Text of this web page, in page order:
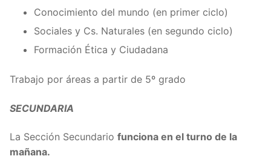
Conocimiento del mundo (en primer ciclo)
Sociales y Cs. Naturales (en segundo ciclo)
Formación Ética y Ciudadana
Trabajo por áreas a partir de 5º grado
SECUNDARIA
La Sección Secundario funciona en el turno de la
mañana.